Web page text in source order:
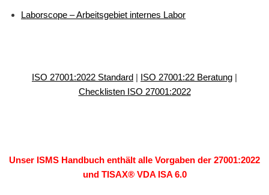
Laborscope – Arbeitsgebiet internes Labor
ISO 27001:2022 Standard | ISO 27001:22 Beratung |
Checklisten ISO 27001:2022
Unser ISMS Handbuch enthält alle Vorgaben der 27001:2022
und TISAX® VDA ISA 6.0